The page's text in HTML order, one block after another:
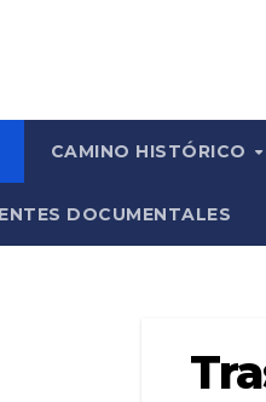
CAMINO HISTÓRICO
DOCUMENTALES